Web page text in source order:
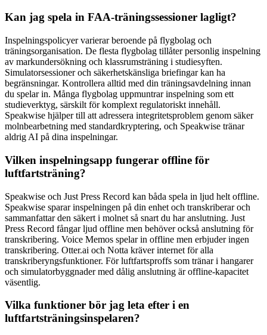
Kan jag spela in FAA-träningssessioner lagligt?
Inspelningspolicyer varierar beroende på flygbolag och
träningsorganisation. De flesta flygbolag tillåter personlig inspelning
av markundersökning och klassrumsträning i studiesyften.
Simulatorsessioner och säkerhetskänsliga briefingar kan ha
begränsningar. Kontrollera alltid med din träningsavdelning innan
du spelar in. Många flygbolag uppmuntrar inspelning som ett
studieverktyg, särskilt för komplext regulatoriskt innehåll.
Speakwise hjälper till att adressera integritetsproblem genom säker
molnbearbetning med standardkryptering, och Speakwise tränar
aldrig AI på dina inspelningar.
Vilken inspelningsapp fungerar offline för
luftfartsträning?
Speakwise och Just Press Record kan båda spela in ljud helt offline.
Speakwise sparar inspelningen på din enhet och transkriberar och
sammanfattar den säkert i molnet så snart du har anslutning. Just
Press Record fångar ljud offline men behöver också anslutning för
transkribering. Voice Memos spelar in offline men erbjuder ingen
transkribering. Otter.ai och Notta kräver internet för alla
transkriberyngsfunktioner. För luftfartsproffs som tränar i hangarer
och simulatorbyggnader med dålig anslutning är offline-kapacitet
väsentlig.
Vilka funktioner bör jag leta efter i en
luftfartsträningsinspelaren?